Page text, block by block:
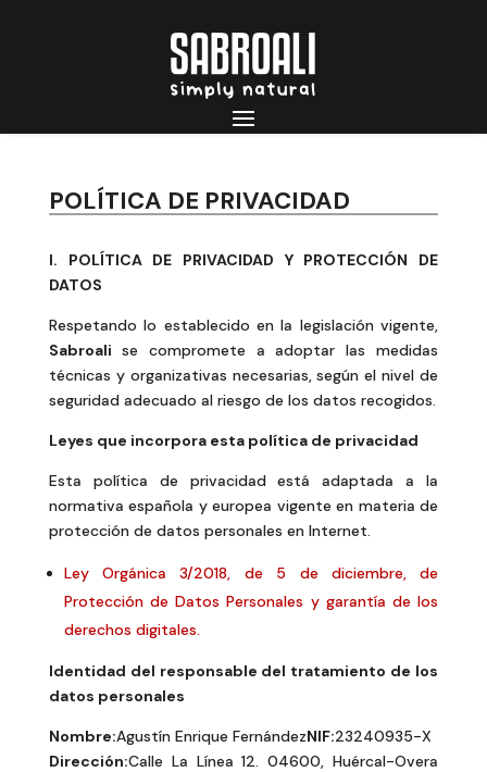
POLÍTICA DE PRIVACIDAD
I. POLÍTICA DE PRIVACIDAD Y PROTECCIÓN DE
DATOS
Respetando lo establecido en la legislación vigente,
Sabroali se compromete a adoptar las medidas
técnicas y organizativas necesarias, según el nivel de
seguridad adecuado al riesgo de los datos recogidos.
Leyes que incorpora esta política de privacidad
Esta política de privacidad está adaptada a la
normativa española y europea vigente en materia de
protección de datos personales en Internet.
Ley Orgánica 3/2018, de 5 de diciembre, de
Protección de Datos Personales y garantía de los
derechos digitales.
Identidad del responsable del tratamiento de los
datos personales
Nombre:Agustín Enrique FernándezNIF:23240935-X
Dirección:Calle La Línea 12. 04600, Huércal-Overa